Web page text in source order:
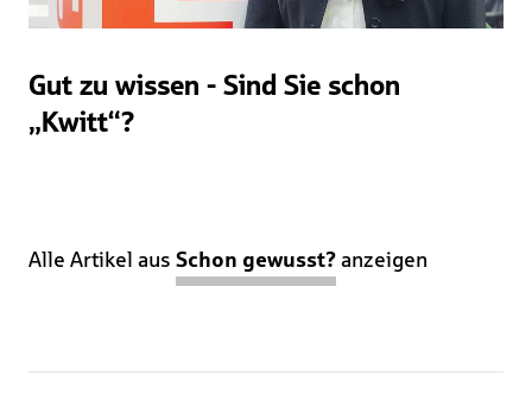
Gut zu wissen - Sind Sie schon
„Kwitt“?
Alle Artikel aus Schon gewusst? anzeigen